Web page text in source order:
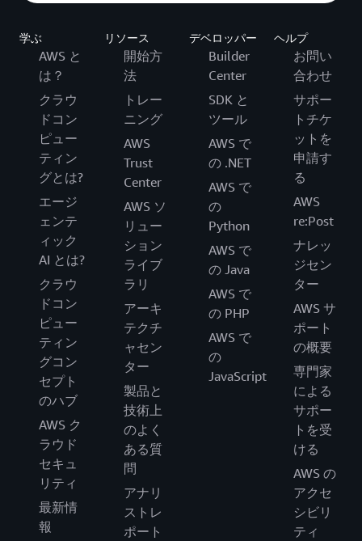
学ぶ
AWS と
は？
クラウ
ドコン
ピュー
ティン
グとは?
エージ
ェンテ
ィック
AI とは?
クラウ
ドコン
ピュー
ティン
グコン
セプト
のハブ
AWS ク
ラウド
セキュ
リティ
最新情
報
リソース
開始方
法
トレー
ニング
AWS
Trust
Center
AWS ソ
リュー
ション
ライブ
ラリ
アーキ
テクチ
ャセン
ター
製品と
技術上
のよく
ある質
問
アナリ
ストレ
ポート
デベロッパー
Builder
Center
SDK と
ツール
AWS で
の .NET
AWS で
の
Python
AWS で
の Java
AWS で
の PHP
AWS で
の
JavaScript
ヘルプ
お問い
合わせ
サポー
トチケ
ットを
申請す
る
AWS
re:Post
ナレッ
ジセン
ター
AWS サ
ポート
の概要
専門家
による
サポー
トを受
ける
AWS の
アクセ
シビリ
ティ